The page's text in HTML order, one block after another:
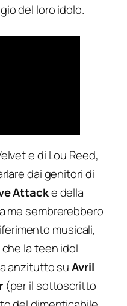
del loro idolo.
e di Lou Reed,
dai genitori di
Attacke della
me sembrerebbero
musicali,
la teen idol
anzitutto suAvril
(per il sottoscritto